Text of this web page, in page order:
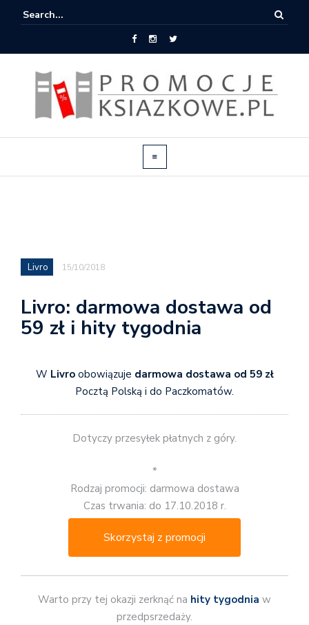
Livro 15/10/2018
Livro: darmowa dostawa od
59 zł i hity tygodnia
W Livroobowiązuje darmowa dostawa od 59 zł
Pocztą Polską i do Paczkomatów.
Dotyczy przesyłek płatnych z góry.
*
Rodzaj promocji: darmowa dostawa
Czas trwania: do 17.10.2018 r.
Skorzystaj z promocji
Warto przy tej okazji zerknąć na hity tygodnia w
przedpsrzedaży.